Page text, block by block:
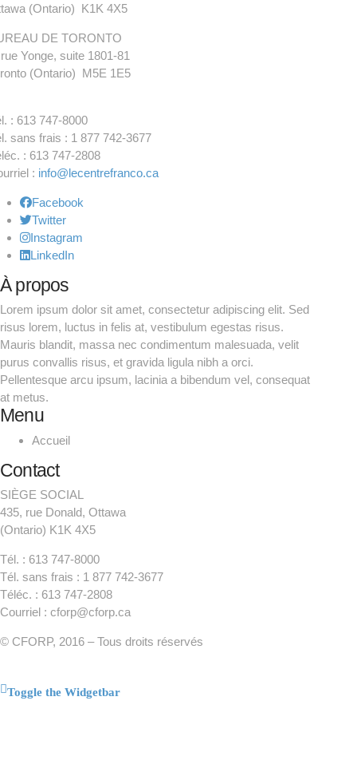
(Ontario) K1K 4X5
DE TORONTO
Yonge, suite 1801-81
(Ontario) M5E 1E5
: 613 747-8000
sans frais : 1 877 742-3677
: 613 747-2808
: info@lecentrefranco.ca
Facebook
Twitter
Instagram
LinkedIn
À propos
Lorem ipsum dolor sit amet, consectetur adipiscing elit. Sed
risus lorem, luctus in felis at, vestibulum egestas risus.
Mauris blandit, massa nec condimentum malesuada, velit
purus convallis risus, et gravida ligula nibh a orci.
Pellentesque arcu ipsum, lacinia a bibendum vel, consequat
at metus.
Menu
Accueil
Contact
SIÈGE SOCIAL
435, rue Donald, Ottawa
(Ontario) K1K 4X5
Tél. : 613 747-8000
Tél. sans frais : 1 877 742-3677
Téléc. : 613 747-2808
Courriel : cforp@cforp.ca
© CFORP, 2016 – Tous droits réservés
Toggle the Widgetbar